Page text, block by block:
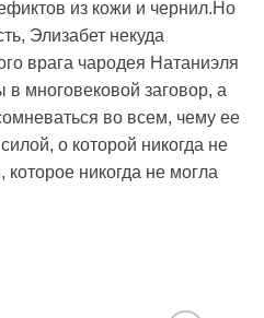
из кожи и чернил.Но
Элизабет некуда
врага чародея Натаниэля
многовековой заговор, а
во всем, чему ее
о которой никогда не
никогда не могла